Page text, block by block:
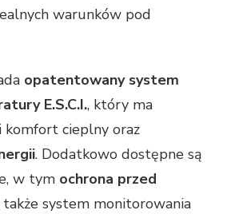
warunków pod
opatentowany system
E.S.C.I., który ma
komfort cieplny oraz
. Dodatkowo dostępne są
w tym ochrona przed
także system monitorowania